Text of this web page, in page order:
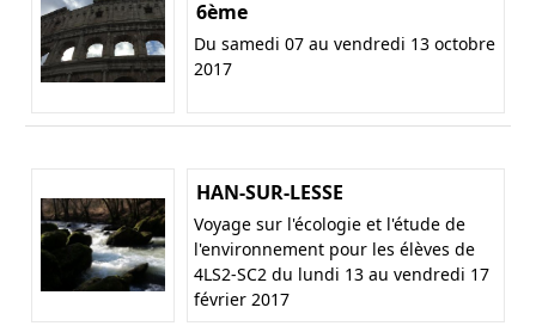
6ème
Du samedi 07 au vendredi 13 octobre
2017
HAN-SUR-LESSE
Voyage sur l'écologie et l'étude de
l'environnement pour les élèves de
4LS2-SC2 du lundi 13 au vendredi 17
février 2017